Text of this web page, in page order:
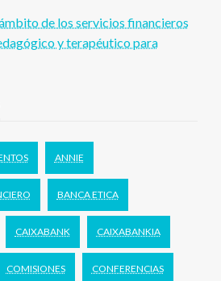
de los servicios financieros
y terapéutico para
ANNIE
BANCA ETICA
CAIXABANK CAIXABANKIA
COMISIONES CONFERENCIAS